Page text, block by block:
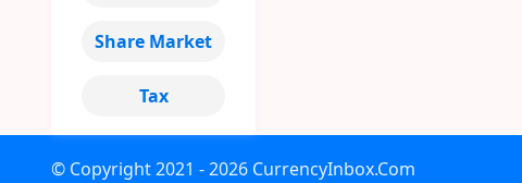
Share Market
Tax
© Copyright2021 - 2026 CurrencyInbox.Com